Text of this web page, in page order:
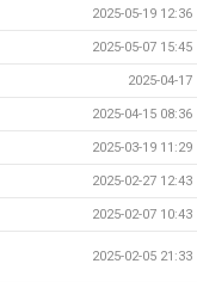
2025-05-19 12:36
2025-05-07 15:45
2025-04-17
2025-04-15 08:36
2025-03-19 11:29
2025-02-27 12:43
2025-02-07 10:43
2025-02-05 21:33